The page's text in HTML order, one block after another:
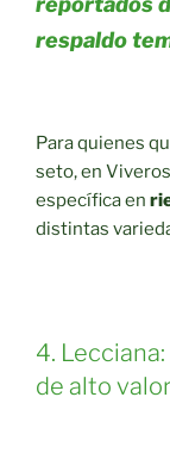
respaldo
Para quienes
seto, en
específica en
distintas
4.
de alto valor